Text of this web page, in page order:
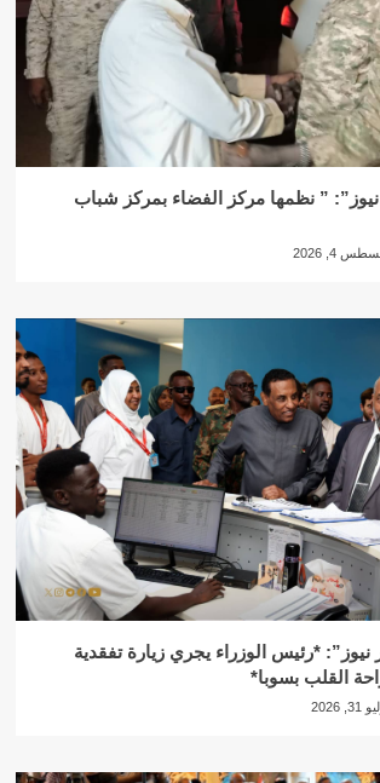
نيوز”: ” نظمها مركز الفضاء بمركز شباب
4, 2026
نيوز”: *رئيس الوزراء يجري زيارة تفقدية
القلب بسوبا*
2026